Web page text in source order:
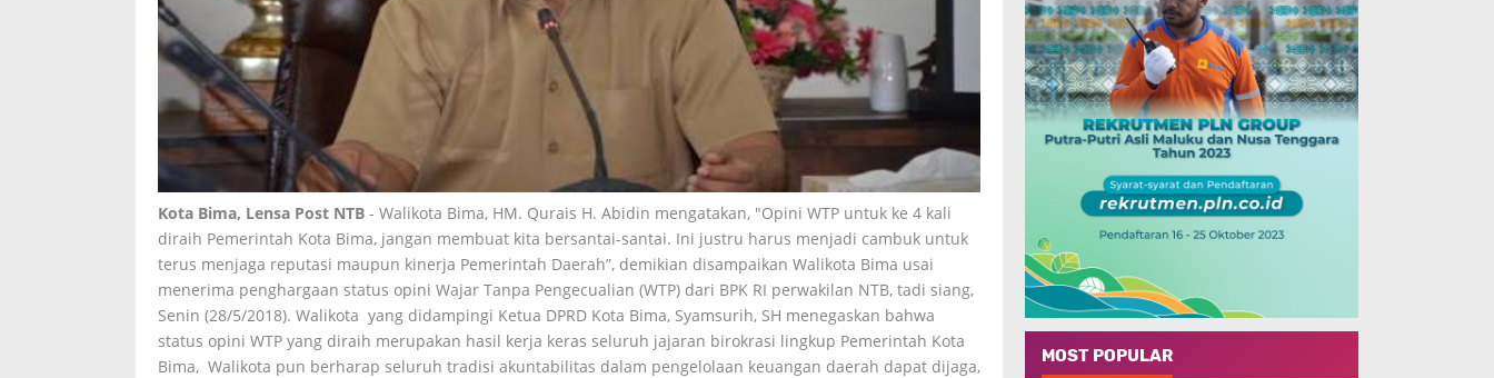
Kota Bima, Lensa Post NTB - Walikota Bima, HM. Qurais H. Abidin mengatakan, "Opini WTP untuk ke 4 kali
diraih Pemerintah Kota Bima, jangan membuat kita bersantai-santai. Ini justru harus menjadi cambuk untuk
terus menjaga reputasi maupun kinerja Pemerintah Daerah”, demikian disampaikan Walikota Bima usai
menerima penghargaan status opini Wajar Tanpa Pengecualian (WTP) dari BPK RI perwakilan NTB, tadi siang,
Senin (28/5/2018). Walikota yang didampingi Ketua DPRD Kota Bima, Syamsurih, SH menegaskan bahwa
status opini WTP yang diraih merupakan hasil kerja keras seluruh jajaran birokrasi lingkup Pemerintah Kota
Bima, Walikota pun berharap seluruh tradisi akuntabilitas dalam pengelolaan keuangan daerah dapat dijaga,
MOST POPULAR